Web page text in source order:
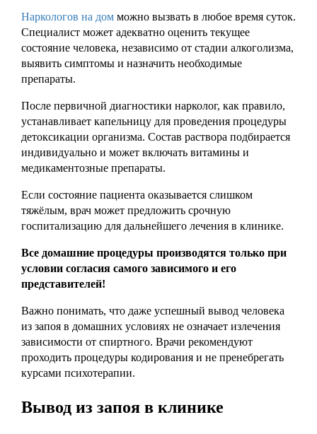
Наркологов на дом можно вызвать в любое время суток.
Специалист может адекватно оценить текущее
состояние человека, независимо от стадии алкоголизма,
выявить симптомы и назначить необходимые
препараты.
После первичной диагностики нарколог, как правило,
устанавливает капельницу для проведения процедуры
детоксикации организма. Состав раствора подбирается
индивидуально и может включать витамины и
медикаментозные препараты.
Если состояние пациента оказывается слишком
тяжёлым, врач может предложить срочную
госпитализацию для дальнейшего лечения в клинике.
Все домашние процедуры производятся только при
условии согласия самого зависимого и его
представителей!
Важно понимать, что даже успешный вывод человека
из запоя в домашних условиях не означает излечения
зависимости от спиртного. Врачи рекомендуют
проходить процедуры кодирования и не пренебрегать
курсами психотерапии.
Вывод из запоя в клинике